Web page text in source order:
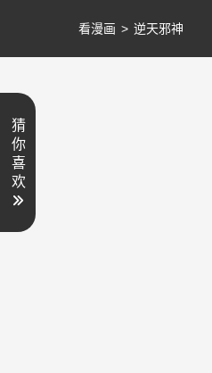
看漫画 > 逆天邪神
猜
你
喜
欢